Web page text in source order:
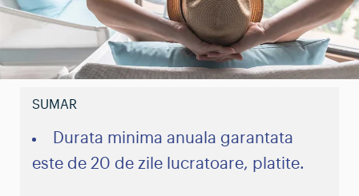
Durata minima anuala garantata
este de 20 de zile lucratoare, platite.